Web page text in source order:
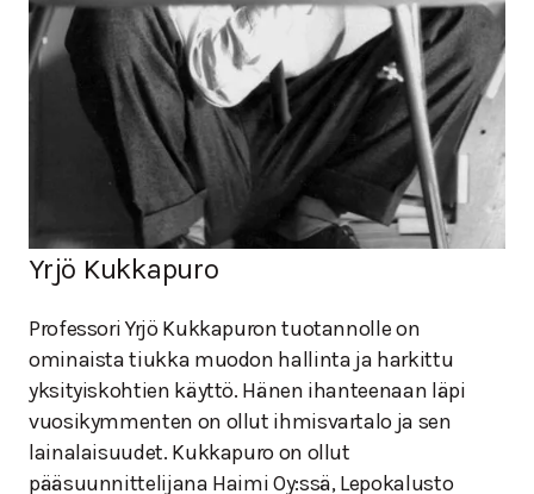
Yrjö Kukkapuro
Professori Yrjö Kukkapuron tuotannolle on
ominaista tiukka muodon hallinta ja harkittu
yksityiskohtien käyttö. Hänen ihanteenaan läpi
vuosikymmenten on ollut ihmisvartalo ja sen
lainalaisuudet. Kukkapuro on ollut
pääsuunnittelijana Haimi Oy:ssä, Lepokalusto